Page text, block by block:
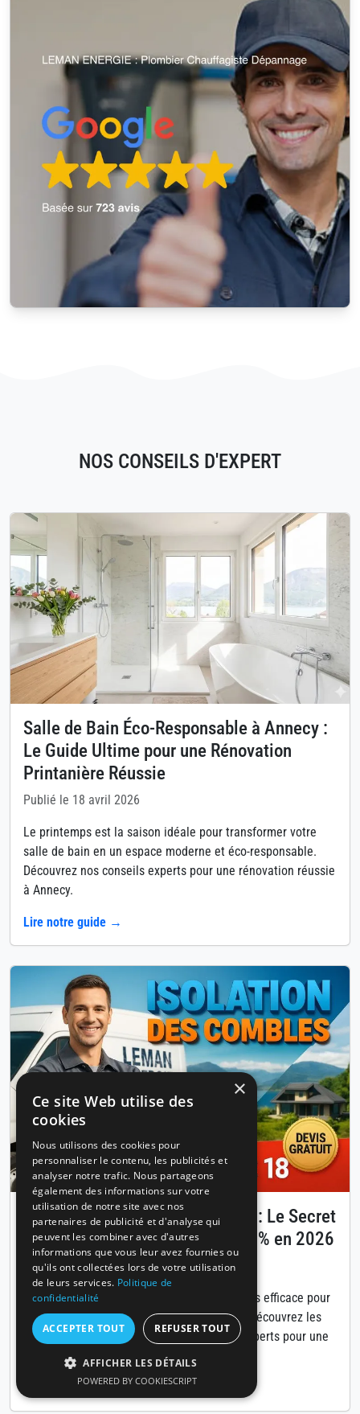
NOS CONSEILS D'EXPERT
Salle de Bain Éco-Responsable à Annecy :
Le Guide Ultime pour une Rénovation
Printanière Réussie
Publié le 18 avril 2026
Le printemps est la saison idéale pour transformer votre
salle de bain en un espace moderne et éco-responsable.
Découvrez nos conseils experts pour une rénovation réussie
à Annecy.
Lire notre guide →
Isolation des combles à Annecy : Le Secret
pour Réduire Vos Factures de 30% en 2026
Publié le 14 avril 2026
L'isolation des combles est la solution la plus efficace pour
diminuer vos coûts énergétiques à Annecy. Découvrez les
matériaux, aides financières et conseils d'experts pour une
rénovation réussie.
Lire notre guide →
×
Ce site Web utilise des
cookies
Nous utilisons des cookies pour
personnaliser le contenu, les publicités et
analyser notre trafic. Nous partageons
également des informations sur votre
utilisation de notre site avec nos
partenaires de publicité et d'analyse qui
peuvent les combiner avec d'autres
informations que vous leur avez fournies ou
qu'ils ont collectées lors de votre utilisation
de leurs services. Politique de
confidentialité
ACCEPTER TOUT REFUSER TOUT
AFFICHER LES DÉTAILS
POWERED BY COOKIESCRIPT